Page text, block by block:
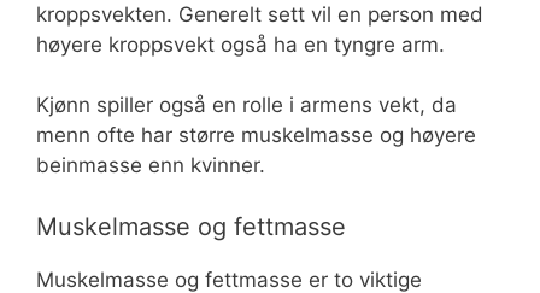
kroppsvekten. Generelt sett vil en person med
høyere kroppsvekt også ha en tyngre arm.
Kjønn spiller også en rolle i armens vekt, da
menn ofte har større muskelmasse og høyere
beinmasse enn kvinner.
Muskelmasse og fettmasse
Muskelmasse og fettmasse er to viktige